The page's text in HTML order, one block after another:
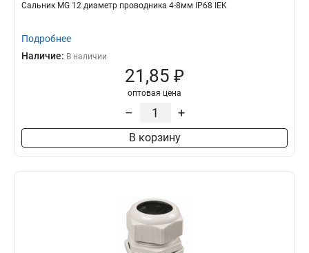
Сальник MG 12 диаметр проводника 4-8мм IP68 IEK
Подробнее
Наличие: В наличии
21,85 ₽
оптовая цена
– +
В корзину